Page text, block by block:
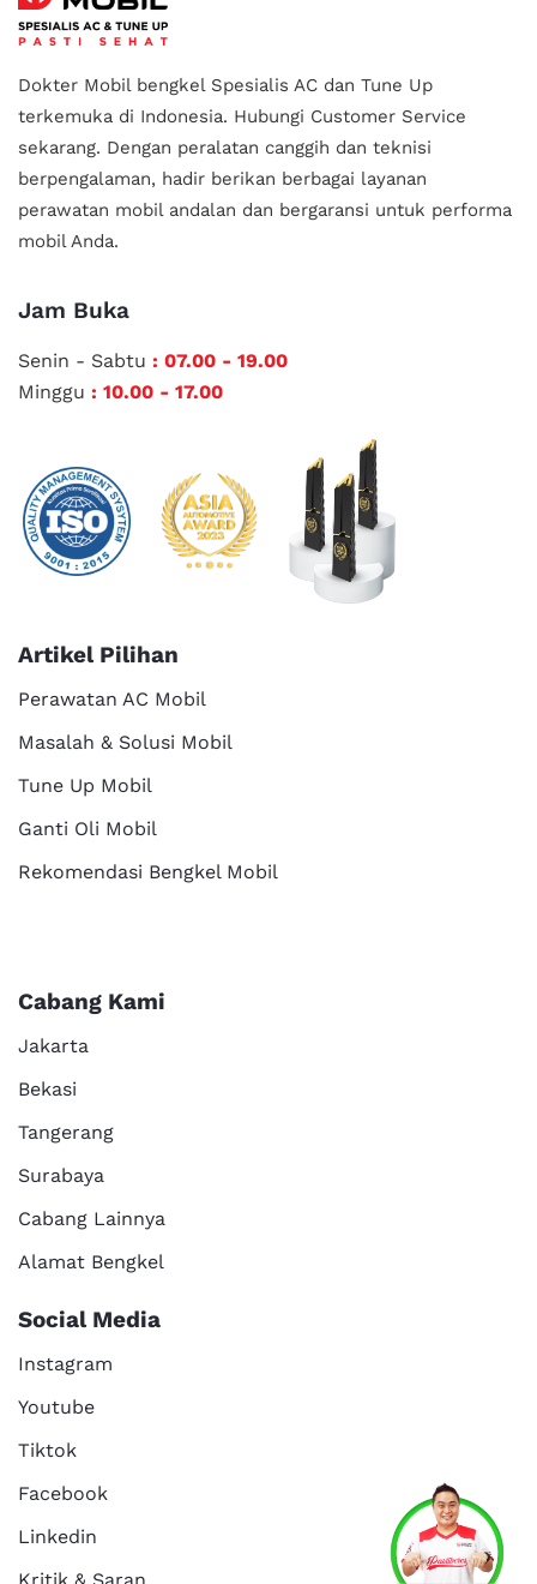
Dokter Mobil bengkel Spesialis AC dan Tune Up
terkemuka di Indonesia. Hubungi Customer Service
sekarang. Dengan peralatan canggih dan teknisi
berpengalaman, hadir berikan berbagai layanan
perawatan mobil andalan dan bergaransi untuk performa
mobil Anda.
Jam Buka
Senin - Sabtu : 07.00 - 19.00
Minggu : 10.00 - 17.00
Artikel Pilihan
Perawatan AC Mobil
Masalah & Solusi Mobil
Tune Up Mobil
Ganti Oli Mobil
Rekomendasi Bengkel Mobil
Cabang Kami
Jakarta
Bekasi
Tangerang
Surabaya
Cabang Lainnya
Alamat Bengkel
Social Media
Instagram
Youtube
Tiktok
Facebook
Linkedin